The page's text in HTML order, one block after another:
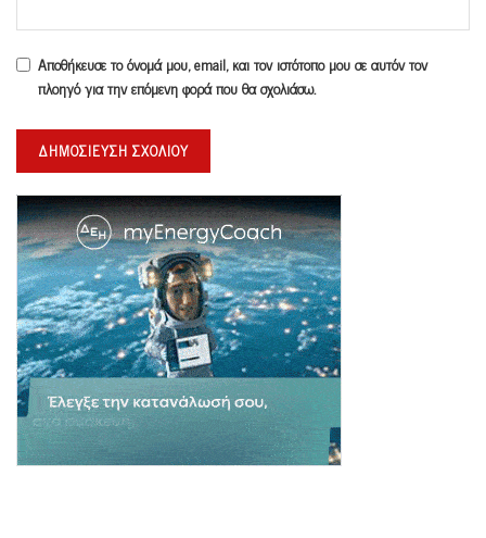
Αποθήκευσε το όνομά μου, email, και τον ιστότοπο μου σε αυτόν τον
πλοηγό για την επόμενη φορά που θα σχολιάσω.